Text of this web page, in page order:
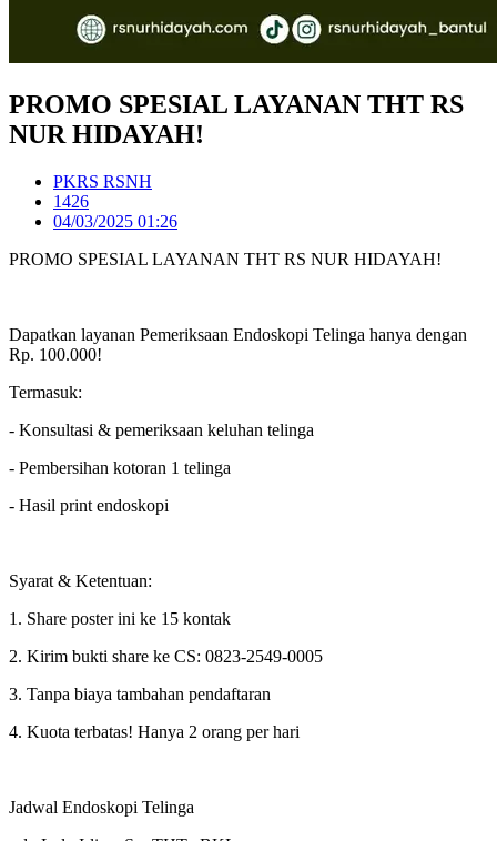
PROMO SPESIAL LAYANAN THT RS
NUR HIDAYAH!
PKRS RSNH
1426
04/03/2025 01:26
PROMO SPESIAL LAYANAN THT RS NUR HIDAYAH!
Dapatkan layanan Pemeriksaan Endoskopi Telinga hanya dengan
Rp. 100.000!
Termasuk:
- Konsultasi & pemeriksaan keluhan telinga
- Pembersihan kotoran 1 telinga
- Hasil print endoskopi
Syarat & Ketentuan:
1. Share poster ini ke 15 kontak
2. Kirim bukti share ke CS: 0823-2549-0005
3. Tanpa biaya tambahan pendaftaran
4. Kuota terbatas! Hanya 2 orang per hari
Jadwal Endoskopi Telinga